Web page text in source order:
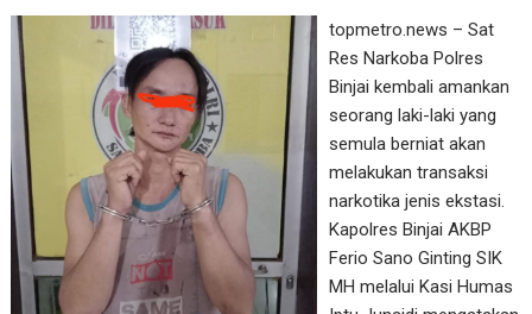
topmetro.news – Sat
Res Narkoba Polres
Binjai kembali amankan
seorang laki-laki yang
semula berniat akan
melakukan transaksi
narkotika jenis ekstasi.
Kapolres Binjai AKBP
Ferio Sano Ginting SIK
MH melalui Kasi Humas